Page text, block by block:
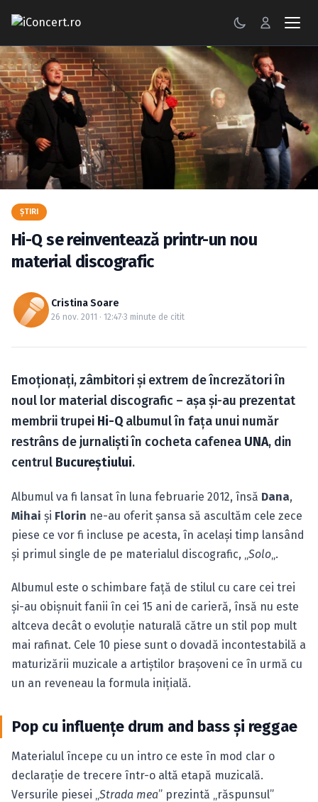
CONCERTE
FESTIVALURI
PETRECERI
ŞTIRI
RECENZII
BILETE
Caută în site...
ŞTIRI
Hi-Q se reinventează printr-un nou
material discografic
Cristina Soare
26 nov. 2011 · 12:47·3 minute de citit
Emoţionaţi, zâmbitori şi extrem de încrezători în
noul lor material discografic – aşa şi-au prezentat
membrii trupei Hi-Q albumul în faţa unui număr
restrâns de jurnalişti în cocheta cafenea UNA, din
centrul Bucureştiului.
Albumul va fi lansat în luna februarie 2012, însă Dana,
Mihai şi Florin ne-au oferit şansa să ascultăm cele zece
piese ce vor fi incluse pe acesta, în acelaşi timp lansând
şi primul single de pe materialul discografic, „ Solo „.
Albumul este o schimbare faţă de stilul cu care cei trei
şi-au obişnuit fanii în cei 15 ani de carieră, însă nu este
altceva decât o evoluţie naturală către un stil pop mult
mai rafinat. Cele 10 piese sunt o dovadă incontestabilă a
maturizării muzicale a artiştilor braşoveni ce în urmă cu
un an reveneau la formula iniţială.
Pop cu influenţe drum and bass şi reggae
Materialul începe cu un intro ce este în mod clar o
declaraţie de trecere într-o altă etapă muzicală.
Versurile piesei „ Strada mea” prezintă „răspunsul”